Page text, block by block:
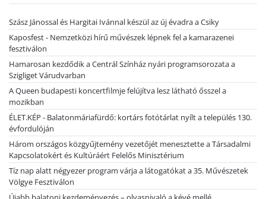
Szász Jánossal és Hargitai Ivánnal készül az új évadra a Csiky
Kaposfest - Nemzetközi hírű művészek lépnek fel a kamarazenei
fesztiválon
Hamarosan kezdődik a Centrál Színház nyári programsorozata a
Szigliget Várudvarban
A Queen budapesti koncertfilmje felújítva lesz látható ősszel a
mozikban
ÉLET.KÉP - Balatonmáriafürdő: kortárs fotótárlat nyílt a település 130.
évfordulóján
Három országos közgyűjtemény vezetőjét menesztette a Társadalmi
Kapcsolatokért és Kultúráért Felelős Minisztérium
Tíz nap alatt négyezer program várja a látogatókat a 35. Művészetek
Völgye Fesztiválon